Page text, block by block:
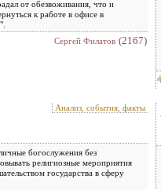
от обезвоживания, что и
к работе в офисе в
Сергей Филатов (2167)
Анализ, события, факты
богослужения без
религиозные мероприятия
государства в сферу